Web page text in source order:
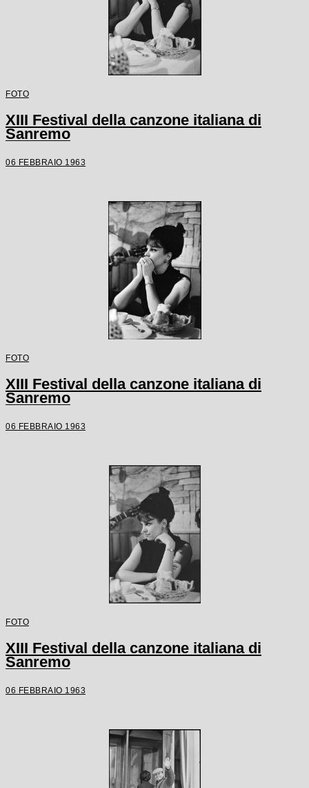
FOTO
XIII Festival della canzone italiana di
Sanremo
06 FEBBRAIO 1963
FOTO
XIII Festival della canzone italiana di
Sanremo
06 FEBBRAIO 1963
FOTO
XIII Festival della canzone italiana di
Sanremo
06 FEBBRAIO 1963